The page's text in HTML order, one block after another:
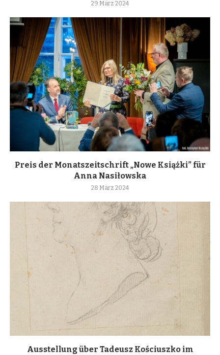
29 März 2024
Preis der Monatszeitschrift „Nowe Książki” für
Anna Nasiłowska
28 März 2024
Ausstellung über Tadeusz Kościuszko im